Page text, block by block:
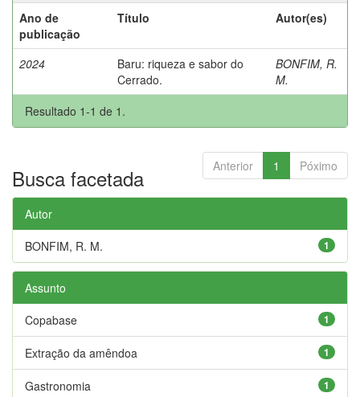
Ano de
publicação
Título Autor(es)
2024
Baru: riqueza e sabor do
Cerrado.
BONFIM, R.
M.
Resultado 1-1 de 1.
Anterior 1 Póximo
Busca facetada
Autor
1
BONFIM, R. M.
Assunto
1
Copabase
1
Extração da amêndoa
1
Gastronomia